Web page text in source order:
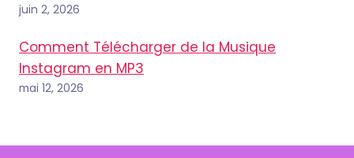
juin 2, 2026
Comment Télécharger de la Musique
Instagram en MP3
mai 12, 2026